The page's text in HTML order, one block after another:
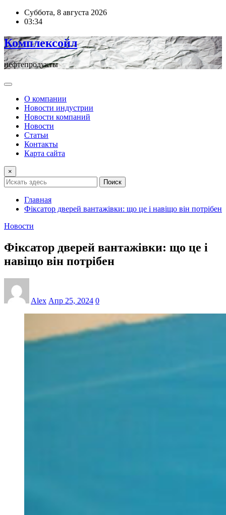
ПерейтиСуббота, 8 августа 2026
03:34
Комплексойл
нефтепродукты
О компании
Новости индустрии
Новости компаний
Новости
Статьи
Контакты
Карта сайта
×
Поиск
Главная
Фіксатор дверей вантажівки: що це і навіщо він потрібен
Новости
Фіксатор дверей вантажівки: що це і
навіщо він потрібен
Alex Апр 25, 2024 0